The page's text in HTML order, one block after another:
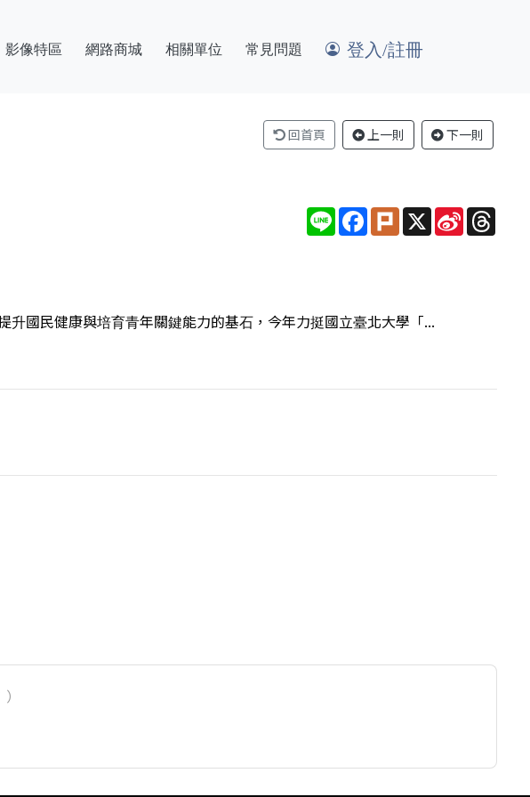
影像特區 網路商城 相關單位 常見問題 登入/註冊
回首頁 上一則 下一則
Line Facebook
PlurkX Sina
Weibo
國民健康與培育青年關鍵能力的基石，今年力挺國立臺北大學「...